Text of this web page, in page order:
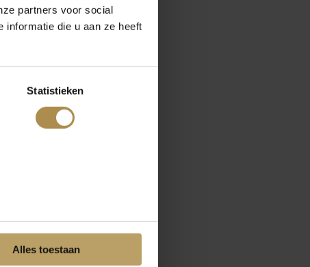
partners voor social
informatie die u aan ze heeft
Statistieken
Alles toestaan